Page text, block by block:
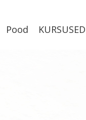
Pood KURSUSED